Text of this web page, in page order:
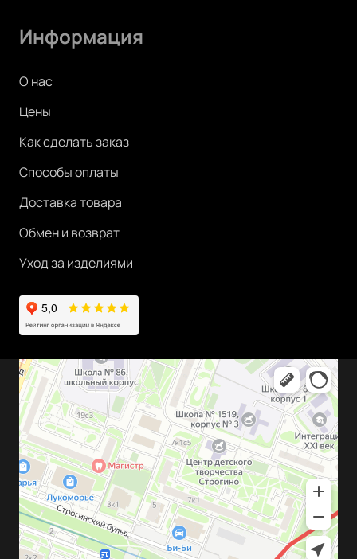
Информация
О нас
Цены
Как сделать заказ
Способы оплаты
Доставка товара
Обмен и возврат
Уход за изделиями